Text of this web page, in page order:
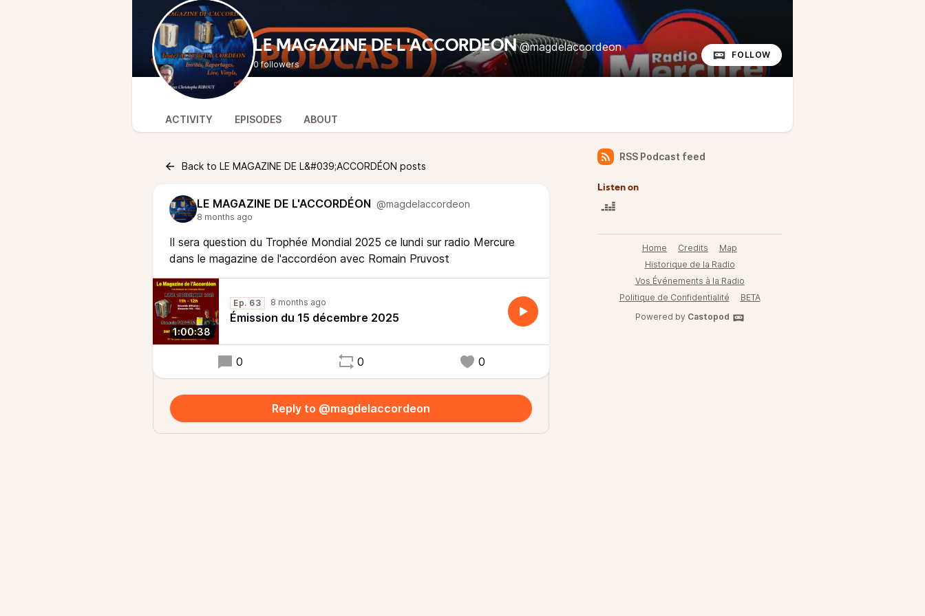
LE MAGAZINE DE L'ACCORDÉON @magdelaccordeon
0 followers
FOLLOW
ACTIVITY EPISODES ABOUT
Back to LE MAGAZINE DE L&#039;ACCORDÉON posts
LE MAGAZINE DE L'ACCORDÉON @magdelaccordeon
8 months ago
Il sera question du Trophée Mondial 2025 ce lundi sur radio Mercure
dans le magazine de l'accordéon avec Romain Pruvost
1:00:38
Ep. 63 8 months ago
Émission du 15 décembre 2025
0 0 0
Reply to @magdelaccordeon
RSS Podcast feed
Listen on
Home Credits
Map
Historique de la Radio
Vos Événements à la Radio
Politique de Confidentialité
BETA
Powered by Castopod